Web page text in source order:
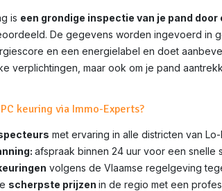
is een grondige inspectie van je pand
De gegevens worden ingevoerd in
en een energielabel en doet
verplichtingen, maar ook om je pand
keuring via Immo-Experts?
met ervaring in alle districten van
afspraak binnen 24 uur voor een snelle
volgens de Vlaamse regelgeving
scherpste prijzen in de regio met een